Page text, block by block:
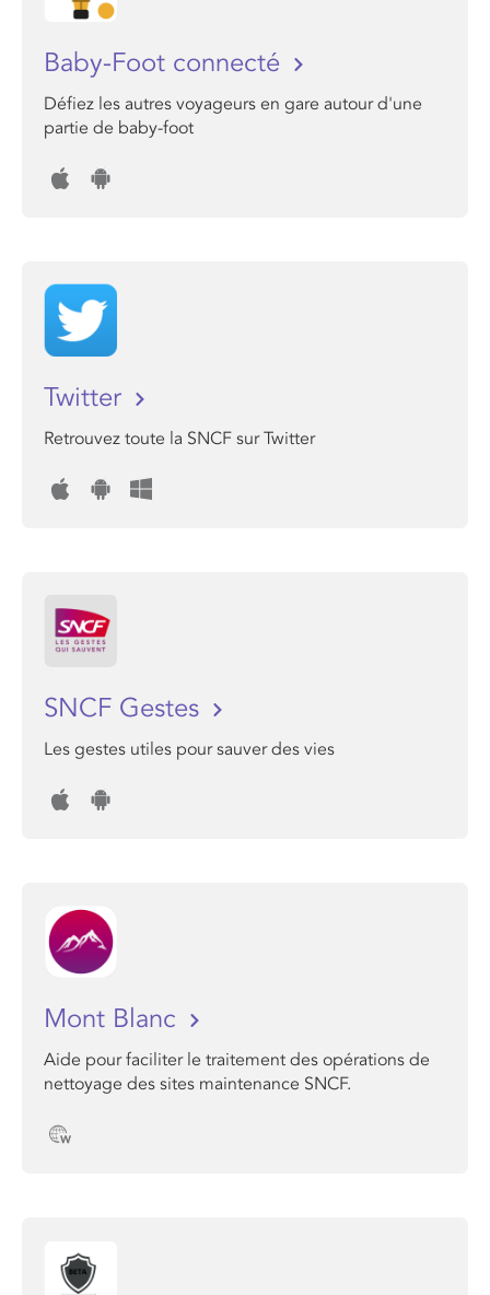
Baby-Foot connecté
Défiez les autres voyageurs en gare autour d'une
partie de baby-foot
Twitter
Retrouvez toute la SNCF sur Twitter
SNCF Gestes
Les gestes utiles pour sauver des vies
Mont Blanc
Aide pour faciliter le traitement des opérations de
nettoyage des sites maintenance SNCF.